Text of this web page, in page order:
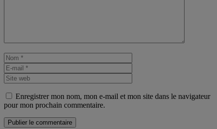
Nom
mail
web
Enregistrer mon nom, mon e-mail et mon site dans le navigateur
pour mon prochain commentaire.